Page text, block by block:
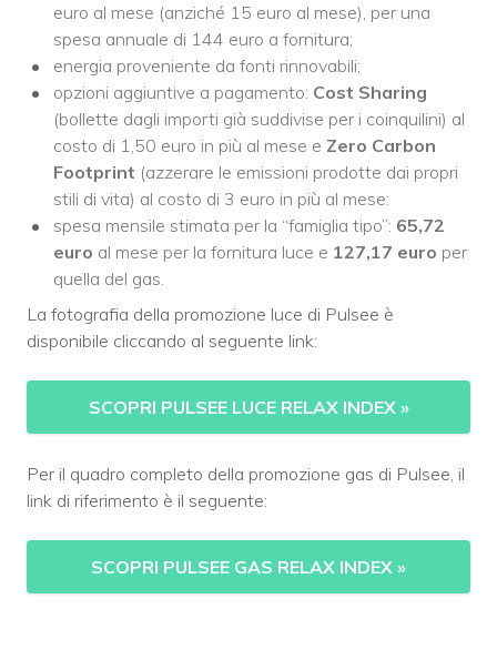
euro al mese (anziché 15 euro al mese), per una
spesa annuale di 144 euro a fornitura;
energia proveniente da fonti rinnovabili;
opzioni aggiuntive a pagamento: Cost Sharing
(bollette dagli importi già suddivise per i coinquilini) al
costo di 1,50 euro in più al mese e Zero Carbon
Footprint (azzerare le emissioni prodotte dai propri
stili di vita) al costo di 3 euro in più al mese:
spesa mensile stimata per la “famiglia tipo”: 65,72
euro al mese per la fornitura luce e 127,17 euro per
quella del gas.
La fotografia della promozione luce di Pulsee è
disponibile cliccando al seguente link:
SCOPRI PULSEE LUCE RELAX INDEX »
Per il quadro completo della promozione gas di Pulsee, il
link di riferimento è il seguente:
SCOPRI PULSEE GAS RELAX INDEX »